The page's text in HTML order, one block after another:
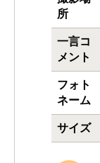
所
一言コ
メント
フォト
ネーム
サイズ